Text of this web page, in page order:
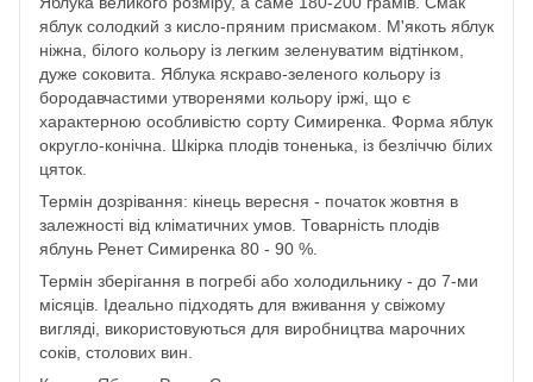
яблук солодкий з кисло-пряним присмаком. М'якоть яблук
ніжна, білого кольору із легким зеленуватим відтінком,
дуже соковита. Яблука яскраво-зеленого кольору із
бородавчастими утворенями кольору іржі, що є
характерною особливістю сорту Симиренка. Форма яблук
округло-конічна. Шкірка плодів тоненька, із безліччю білих
цяток.
Термін дозрівання: кінець вересня - початок жовтня в
залежності від кліматичних умов. Товарність плодів
яблунь Ренет Симиренка 80 - 90 %.
Термін зберігання в погребі або холодильнику - до 7-ми
місяців. Ідеально підходять для вживання у свіжому
вигляді, використовуються для виробництва марочних
соків, столових вин.